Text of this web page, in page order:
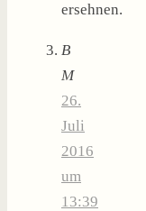
ersehnen.
B
M
26.
Juli
2016
um
13:39